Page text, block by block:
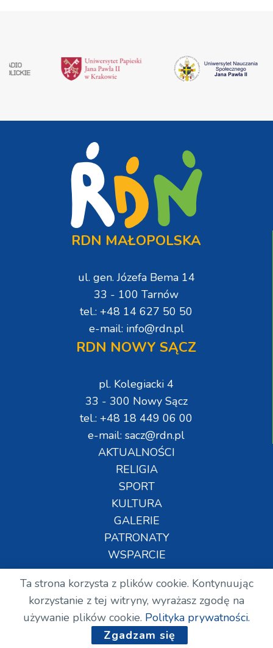
RDN MAŁOPOLSKA
ul. gen. Józefa Bema 14
33 - 100 Tarnów
tel.: +48 14 627 50 50
e-mail: info@rdn.pl
RDN NOWY SĄCZ
pl. Kolegiacki 4
33 - 300 Nowy Sącz
tel.: +48 18 449 06 00
e-mail: sacz@rdn.pl
AKTUALNOŚCI
RELIGIA
SPORT
KULTURA
GALERIE
PATRONATY
WSPARCIE
Copyright © Wszelkie prawa zastrzeżone. RDN.
2024.
Ta strona korzysta z plików cookie. Kontynuując
korzystanie z tej witryny, wyrażasz zgodę na
używanie plików cookie. Polityka prywatności.
Zgadzam się